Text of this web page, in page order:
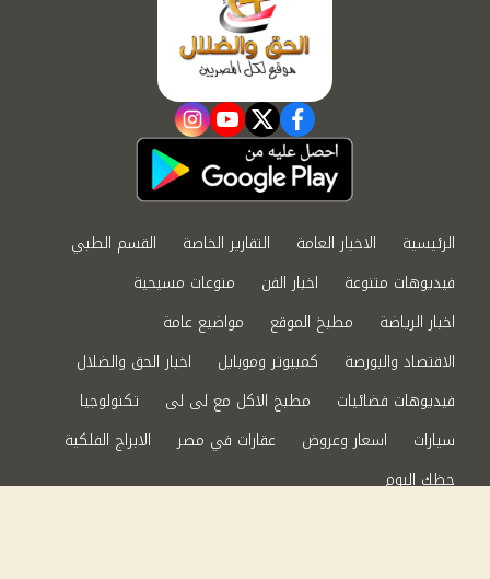
facebook
twitter
youtube
instagram
الرئيسية الاخبار العامة التقارير الخاصة
القسم الطبي
فيديوهات متنوعة
اخبار الفن
منوعات مسيحية
اخبار الرياضة
مطبخ الموقع
مواضيع عامة
الاقتصاد والبورصة
كمبيوتر وموبايل
اخبار الحق والضلال
فيديوهات فضائيات
مطبخ الاكل مع لى لى
تكنولوجيا
سيارات
اسعار وعروض عقارات في مصر
الابراج الفلكية
حظك اليوم